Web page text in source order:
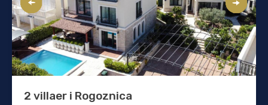
2 villaer i Rogoznica